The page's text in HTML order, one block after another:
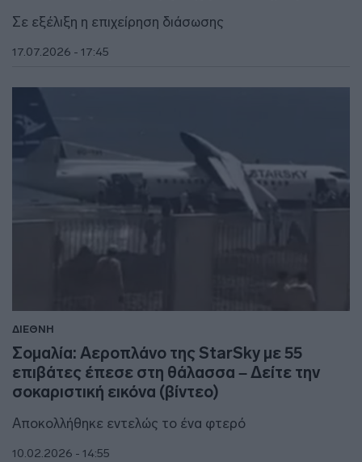
Σε εξέλιξη η επιχείρηση διάσωσης
17.07.2026 - 17:45
ΔΙΕΘΝΗ
Σομαλία: Αεροπλάνο της StarSky με 55
επιβάτες έπεσε στη θάλασσα – Δείτε την
σοκαριστική εικόνα (βίντεο)
Αποκολλήθηκε εντελώς το ένα φτερό
10.02.2026 - 14:55